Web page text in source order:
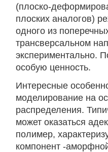
(плоско-
плоских аналогов)
одного из
трансверсальном
экспериментально.
особую ценность.
Интересные
моделирование на
распределения.
может оказаться
полимер,
компонент -